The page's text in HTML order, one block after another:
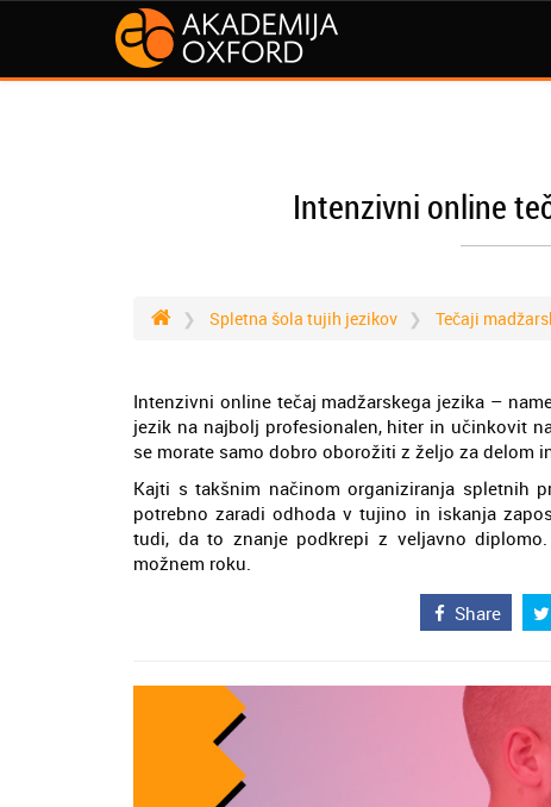
Intenzivni online
Spletna šola tujih jezikov Tečaji
Intenzivni online tečaj madžarskega jezika –
jezik na najbolj profesionalen, hiter in učinkovit
se morate samo dobro oborožiti z željo za delom
Kajti s takšnim načinom organiziranja spletnih
potrebno zaradi odhoda v tujino in iskanja
tudi, da to znanje podkrepi z veljavno
možnem roku.
Share